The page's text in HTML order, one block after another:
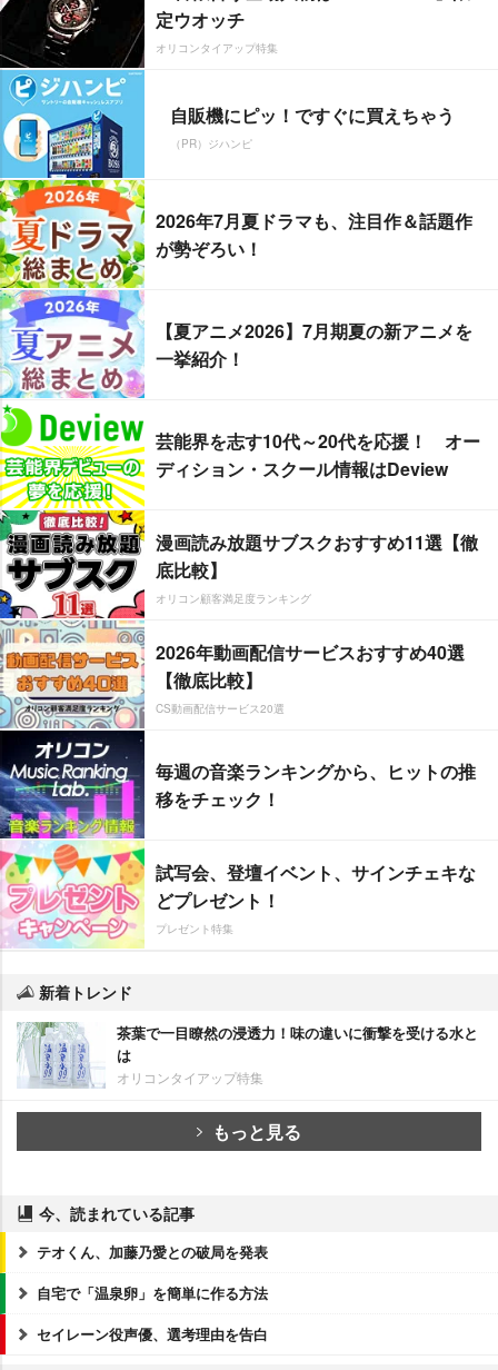
定ウオッチ
オリコンタイアップ特集
自販機にピッ！ですぐに買えちゃう
（PR）ジハンピ
2026年7月夏ドラマも、注目作＆話題作
が勢ぞろい！
【夏アニメ2026】7月期夏の新アニメを
一挙紹介！
芸能界を志す10代～20代を応援！ オー
ディション・スクール情報はDeview
漫画読み放題サブスクおすすめ11選【徹
底比較】
オリコン顧客満足度ランキング
2026年動画配信サービスおすすめ40選
【徹底比較】
CS動画配信サービス20選
毎週の音楽ランキングから、ヒットの推
移をチェック！
試写会、登壇イベント、サインチェキな
どプレゼント！
プレゼント特集
新着トレンド
茶葉で一目瞭然の浸透力！味の違いに衝撃を受ける水と
は
オリコンタイアップ特集
もっと見る
今、読まれている記事
テオくん、加藤乃愛との破局を発表
自宅で「温泉卵」を簡単に作る方法
セイレーン役声優、選考理由を告白